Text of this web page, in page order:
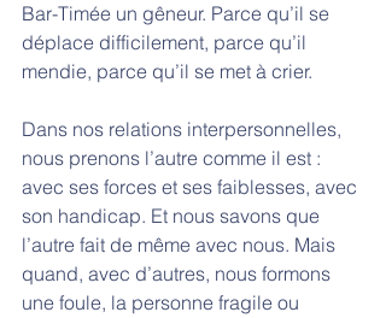
Bar-Timée un gêneur. Parce qu’il se
déplace difficilement, parce qu’il
mendie, parce qu’il se met à crier.
Dans nos relations interpersonnelles,
nous prenons l’autre comme il est :
avec ses forces et ses faiblesses, avec
son handicap. Et nous savons que
l’autre fait de même avec nous. Mais
quand, avec d’autres, nous formons
une foule, la personne fragile ou